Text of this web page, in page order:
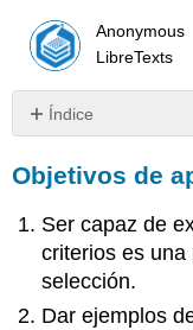
Anonymous
LibreTexts
Índice
de
aprendizaje
Consideraciones
de
desarrollo
de
criterios
Objetivos de
Ser capaz de
criterios es
selección.
Dar ejemplos